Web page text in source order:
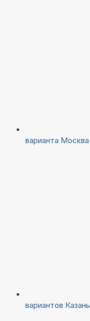
варианта Москва
вариантов Казань